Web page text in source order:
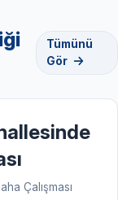
Tümünü
Gör
Çalışması